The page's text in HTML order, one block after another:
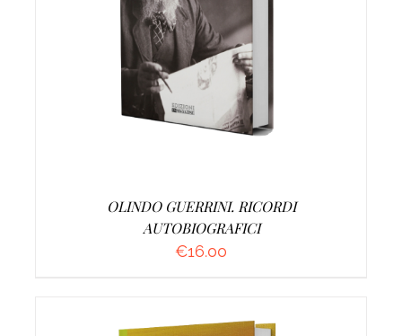
AGGIUNGI AL CARRELLO
OLINDO GUERRINI. RICORDI
AUTOBIOGRAFICI
€16.00